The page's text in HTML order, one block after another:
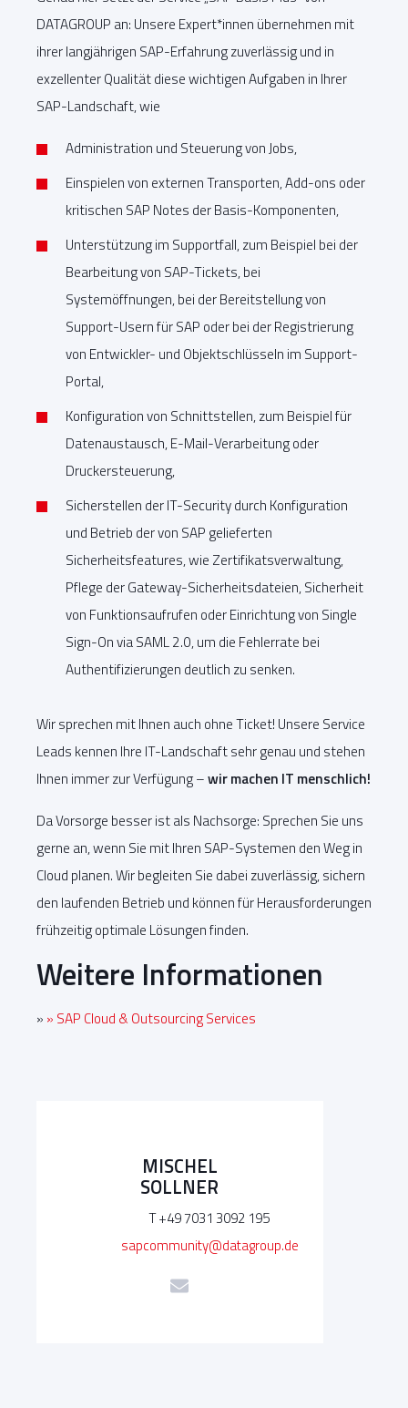
DATAGROUP an: Unsere Expert*innen übernehmen mit
ihrer langjährigen SAP-Erfahrung zuverlässig und in
exzellenter Qualität diese wichtigen Aufgaben in Ihrer
SAP-Landschaft, wie
Administration und Steuerung von Jobs,
Einspielen von externen Transporten, Add-ons oder
kritischen SAP Notes der Basis-Komponenten,
Unterstützung im Supportfall, zum Beispiel bei der
Bearbeitung von SAP-Tickets, bei
Systemöffnungen, bei der Bereitstellung von
Support-Usern für SAP oder bei der Registrierung
von Entwickler- und Objektschlüsseln im Support-
Portal,
Konfiguration von Schnittstellen, zum Beispiel für
Datenaustausch, E-Mail-Verarbeitung oder
Druckersteuerung,
Sicherstellen der IT-Security durch Konfiguration
und Betrieb der von SAP gelieferten
Sicherheitsfeatures, wie Zertifikatsverwaltung,
Pflege der Gateway-Sicherheitsdateien, Sicherheit
von Funktionsaufrufen oder Einrichtung von Single
Sign-On via SAML 2.0, um die Fehlerrate bei
Authentifizierungen deutlich zu senken.
Wir sprechen mit Ihnen auch ohne Ticket! Unsere Service
Leads kennen Ihre IT-Landschaft sehr genau und stehen
Ihnen immer zur Verfügung –wir machen IT menschlich!
Da Vorsorge besser ist als Nachsorge: Sprechen Sie uns
gerne an, wenn Sie mit Ihren SAP-Systemen den Weg in
Cloud planen. Wir begleiten Sie dabei zuverlässig, sichern
den laufenden Betrieb und können für Herausforderungen
frühzeitig optimale Lösungen finden.
Weitere Informationen
» » SAP Cloud & Outsourcing Services
MISCHEL
SOLLNER
T +49 7031 3092 195
sapcommunity@datagroup.de